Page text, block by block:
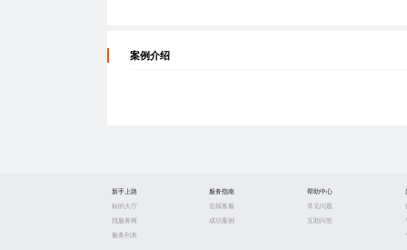
案例介绍
新手上路
标的大厅
找服务商
服务列表
服务指南
在线客服
成功案例
帮助中心
常见问题
互助问答